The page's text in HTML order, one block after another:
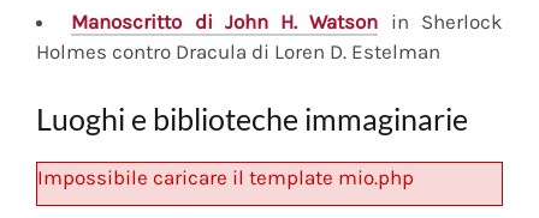
Manoscritto di John H. Watson in Sherlock
Holmes contro Dracula di Loren D. Estelman
Luoghi e biblioteche immaginarie
Impossibile caricare il template mio.php